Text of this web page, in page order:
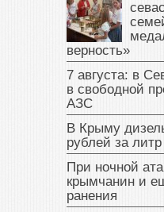
верность»
7 августа: в
в свободной
АЗС
В Крыму
рублей за литр
При ночной
крымчанин и
ранения